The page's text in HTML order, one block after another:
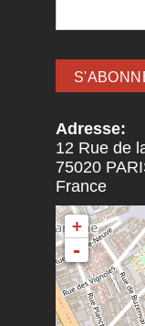
Adresse:
12 Rue de
75020
France
+
-